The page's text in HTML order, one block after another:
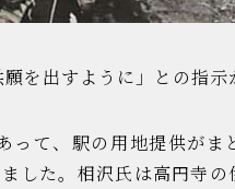
を出すように」との指示
て、駅の用地提供がま
した。相沢氏は高円寺